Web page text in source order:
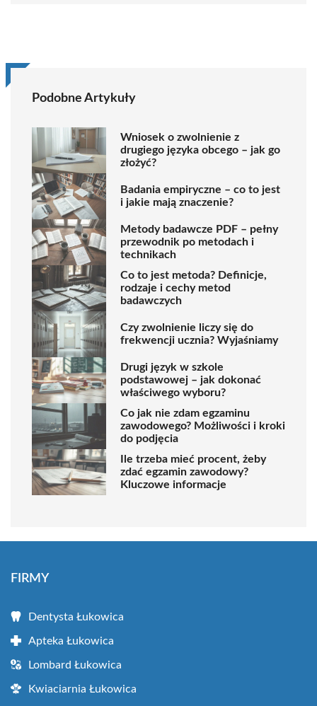
Podobne Artykuły
Wniosek o zwolnienie z
drugiego języka obcego – jak go
złożyć?
Badania empiryczne – co to jest
i jakie mają znaczenie?
Metody badawcze PDF – pełny
przewodnik po metodach i
technikach
Co to jest metoda? Definicje,
rodzaje i cechy metod
badawczych
Czy zwolnienie liczy się do
frekwencji ucznia? Wyjaśniamy
Drugi język w szkole
podstawowej – jak dokonać
właściwego wyboru?
Co jak nie zdam egzaminu
zawodowego? Możliwości i kroki
do podjęcia
Ile trzeba mieć procent, żeby
zdać egzamin zawodowy?
Kluczowe informacje
FIRMY
Dentysta Łukowica
Apteka Łukowica
Lombard Łukowica
Kwiaciarnia Łukowica